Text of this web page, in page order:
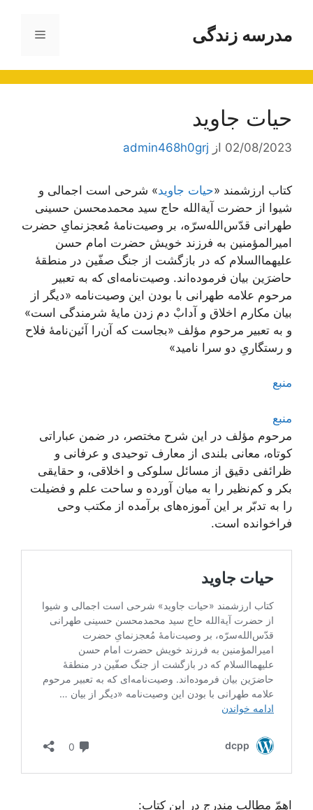
مدرسه زندگی فهرست
حیات جاوید
02/08/2023 ازadmin468h0grj
کتاب ارزشمند «حیات جاوید» شرحی است اجمالی و
شیوا از حضرت آیة‌الله حاج سید محمدمحسن حسینی
طهرانی قدّس‌الله‌سرّه، بر وصیت‌نامۀ مُعجز‌نمایِ حضرت
امیرالمؤمنین به فرزند خویش حضرت امام حسن
علیهما‌السلام که در بازگشت از جنگ صفّین در منطقۀ
حاضرَین بیان فرموده‌اند. وصیت‌نامه‌ای که به تعبیر
مرحوم علامه طهرانی با بودن این وصیت‌نامه «دیگر از
بیان مکارم اخلاق و آدابْ دم زدن مایۀ شرمندگی است»
و به تعبیر مرحوم مؤلف «بجاست که آن‌را آئین‌نامۀ فلاح
و رستگاریِ دو سرا نامید»
مرحوم مؤلف در این شرح مختصر، در ضمن عباراتی
کوتاه، معانی بلندی از معارف توحیدی و عرفانی و
ظرائفی دقیق از مسائل سلوکی و اخلاقی، و حقایقی
بکر و کم‌نظیر را به میان آورده و ساحت علم و فضیلت
را به تدبّر بر این آموزه‌های برآمده از مکتب وحی
فراخوانده است.
اهمّ مطالب مندرج در این کتاب: